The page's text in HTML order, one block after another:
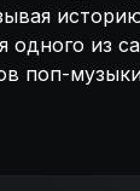
одного из
поп-